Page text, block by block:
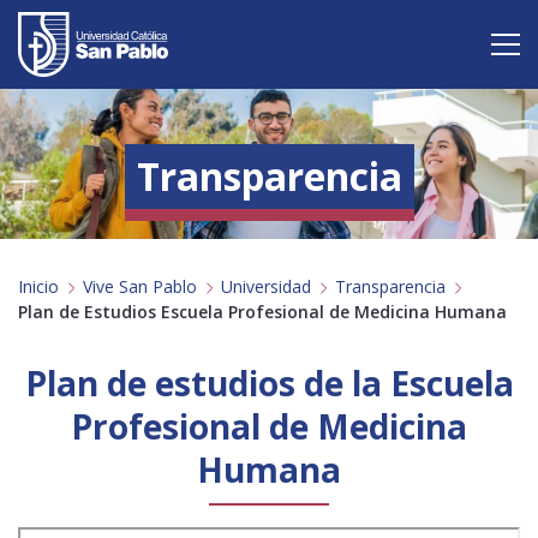
Vive San Pablo
Admisión
Carreras
Postgrado
Investigación
Servicio y proyección a la sociedad
Transparencia
Inicio Vive San Pablo Universidad
Transparencia
Plan de Estudios Escuela Profesional de Medicina Humana
Plan de estudios de la Escuela
Profesional de Medicina
Humana